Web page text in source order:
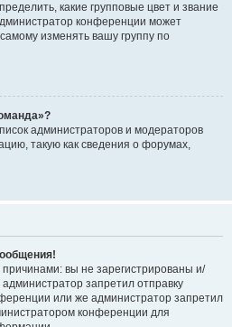
какие групповые цвет и звание
конференции может
изменять вашу группу по
администраторов и модераторов
такую как сведения о форумах,
вы не зарегистрированы и/
запретил отправку
или же администратор запретил
конференции для